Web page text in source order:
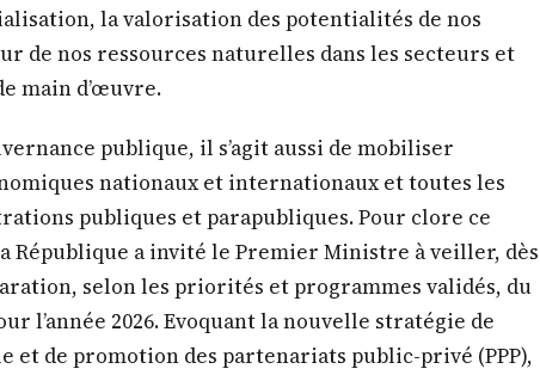
l’année 2026. Evoquant la nouvelle stratégie de
de promotion des partenariats public-privé (PPP),
Gouvernement que la vision d’un Sénégal souverain,
le respect mutuel, la préservation des
de partenariats gagnant-gagnant.
Ministre et sa délégation pour la bonne
de leur visite d’amitié et de travail en
Il a demandé au Premier Ministre de veiller, avec
publics et privés concernés, au suivi diligent et à la